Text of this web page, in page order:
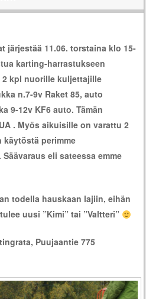
järjestää 11.06. torstaina klo 15-
karting-harrastukseen
2 kpl nuorille kuljettajille
n.7-9v Raket 85, auto
9-12v KF6 auto. Tämän
. Myös aikuisille on varattu 2
käytöstä perimme
eli sateessa emme
todella hauskaan lajiin, eihän
uusi ”Kimi” tai ”Valtteri”
Puujaantie 775